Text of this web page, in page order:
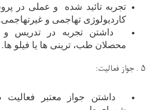
تجربه تائید شده و عملی در
کاردیولوژی تهاجمی و
داشتن تجربه در تدریس و
محصلان طب، ترینی ها یا فیلو ها.
۵ . جواز فعالیت:
داشتن جواز معتبر فعالیت